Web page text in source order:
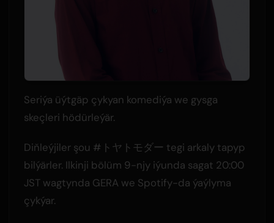
Seriýa üýtgäp çykyan komediýa we gysga
skeçleri hödürleýär.
Diňleýjiler şou #トヤトモダー tegi arkaly tapyp
bilýärler. Ilkinji bölüm 9-njy iýunda sagat 20:00
JST wagtynda GERA we Spotify-da ýaýlyma
çykýar.